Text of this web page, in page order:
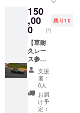
ドファ
ンディ
ング終
了後、
レース
当日の
時間等
をご案
内しま
す。 ※
参加
費、整
備費、
でご用
意くだ
さい ・
備考欄
に希望
参戦
レース
名(TC-2
or The
耐感
180 min
orマツ
耐)と日
はあり
ません
ので、
当日は
現地に
直接お
越しく
ださ
い。 ・
必要な
装備(ヘ
ルメッ
ト、グ
戦予定
のレー
スから1
戦(車両
修理等
で予定
が変更
となる
場合が
ござい
ます) ・
走行時
間：60
150
,00
0 円
残り10
【草耐
久レー
ス参
戦：
ロード
スター
60
min】
ドライ
支援
者：
0人
お届
け予
定：